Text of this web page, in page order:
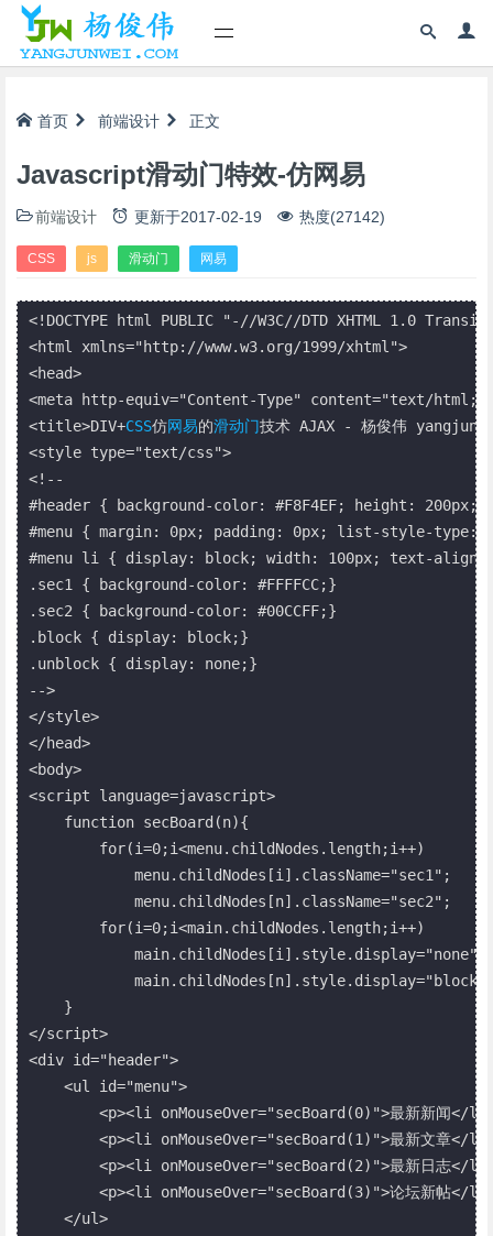
首页 前端设计 正文
Javascript滑动门特效-仿网易
前端设计 更新于2017-02-19 热度(27142)
CSS js 滑动门 网易
<!DOCTYPE html PUBLIC "-//W3C//DTD XHTML 1.0
<html xmlns="http://www.w3.org/1999/xhtml">
<head>
<meta http-equiv="Content-Type" content="text/html;
<title>DIV+CSS仿网易的滑动门技术 AJAX - 杨俊伟
<style type="text/css">
<!--
#header { background-color: #F8F4EF; height:
#menu { margin: 0px; padding: 0px; list-style-type:
#menu li { display: block; width: 100px; text-align:
.sec1 { background-color: #FFFFCC;}
.sec2 { background-color: #00CCFF;}
.block { display: block;}
.unblock { display: none;}
-->
</style>
</head>
<body>
<script language=javascript>
function secBoard(n){
for(i=0;i<menu.childNodes.length;i++)
menu.childNodes[i].className="sec1";
menu.childNodes[n].className="sec2";
for(i=0;i<main.childNodes.length;i++)
main.childNodes[i].style.display="none";
}
</script>
<div id="header">
<ul id="menu">
<p><li onMouseOver="secBoard(0)">最新新闻</
<p><li onMouseOver="secBoard(1)">最新文章</
<p><li onMouseOver="secBoard(2)">最新日志</
<p><li onMouseOver="secBoard(3)">论坛新帖</
</ul>